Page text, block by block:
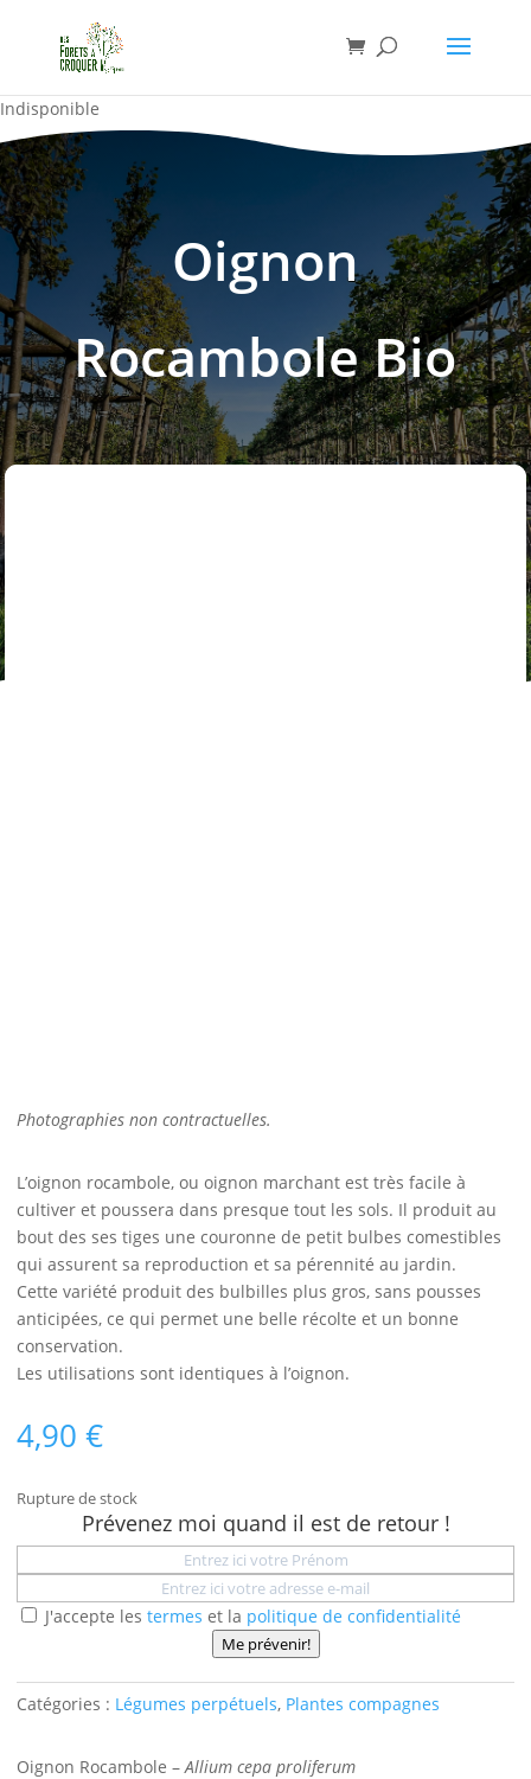
Indisponible
Oignon
Rocambole Bio
Photographies non contractuelles.
L’oignon rocambole, ou oignon marchant est très facile à
cultiver et poussera dans presque tout les sols. Il produit au
bout des ses tiges une couronne de petit bulbes comestibles
qui assurent sa reproduction et sa pérennité au jardin.
Cette variété produit des bulbilles plus gros, sans pousses
anticipées, ce qui permet une belle récolte et un bonne
conservation.
Les utilisations sont identiques à l’oignon.
4,90€
Rupture de stock
Prévenez moi quand il est de retour !
J'accepte lestermes et la politique de confidentialité
Me prévenir!
Catégories : Légumes perpétuels, Plantes compagnes
Oignon Rocambole –Allium cepa proliferum